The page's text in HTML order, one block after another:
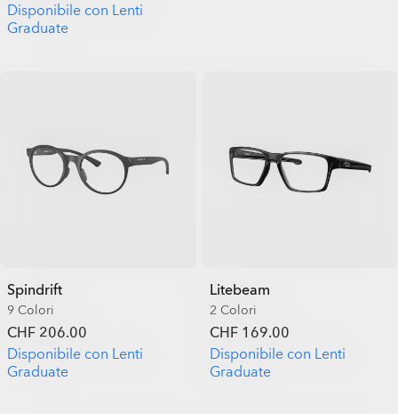
Disponibile con Lenti
Graduate
Spindrift
9 Colori
CHF 206.00
Disponibile con Lenti
Graduate
Litebeam
2 Colori
CHF 169.00
Disponibile con Lenti
Graduate